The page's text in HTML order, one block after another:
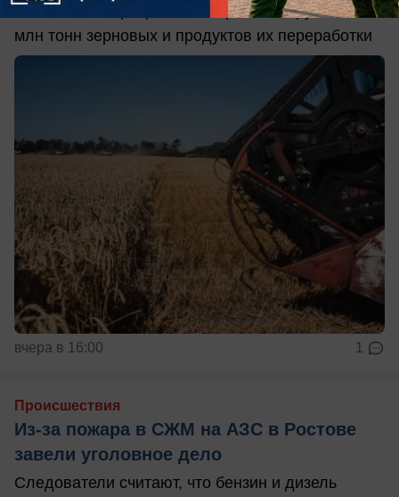
За семь месяцев регион отправил за рубеж 6,8
млн тонн зерновых и продуктов их переработки
вчера в 16:00 1
Происшествия
Из-за пожара в СЖМ на АЗС в Ростове
завели уголовное дело
Следователи считают, что бензин и дизель